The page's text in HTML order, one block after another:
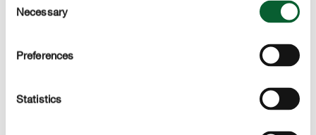
Selection
Necessary
Preferences
Statistics
A LEGFONTOSABB FAJTÁK
Hortenzia formák és színek gazdag választéka